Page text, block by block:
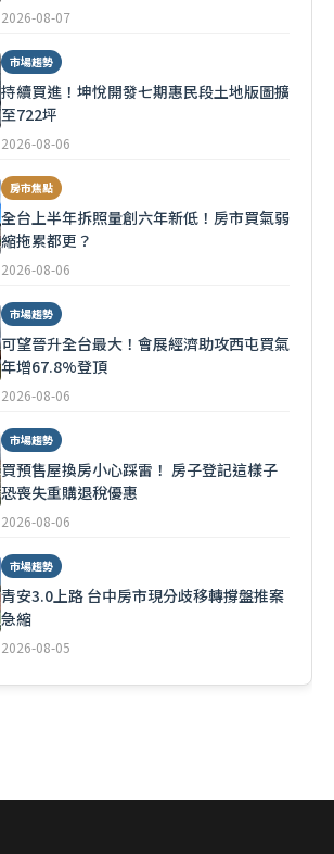
2026-08-07
市場趨勢
持續買進！坤悅開發七期惠民段土地版圖擴
至722坪
2026-08-06
房市焦點
全台上半年拆照量創六年新低！房市買氣弱
縮拖累都更？
2026-08-06
市場趨勢
可望晉升全台最大！會展經濟助攻西屯買氣
年增67.8%登頂
2026-08-06
市場趨勢
買預售屋換房小心踩雷！ 房子登記這樣子
恐喪失重購退稅優惠
2026-08-06
市場趨勢
青安3.0上路 台中房市現分歧移轉撐盤推案
急縮
2026-08-05